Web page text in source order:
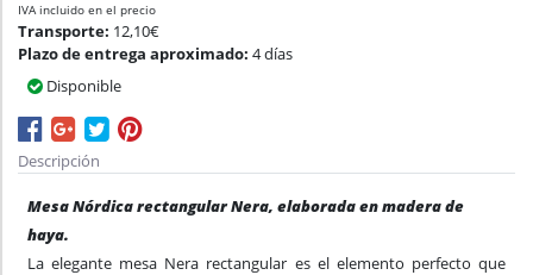
IVA incluido en el precio
Transporte: 12,10€
Plazo de entrega aproximado: 4 días
Disponible
Descripción
Mesa Nórdica rectangular Nera, elaborada en madera de
haya.
La elegante mesa Nera rectangular es el elemento perfecto que